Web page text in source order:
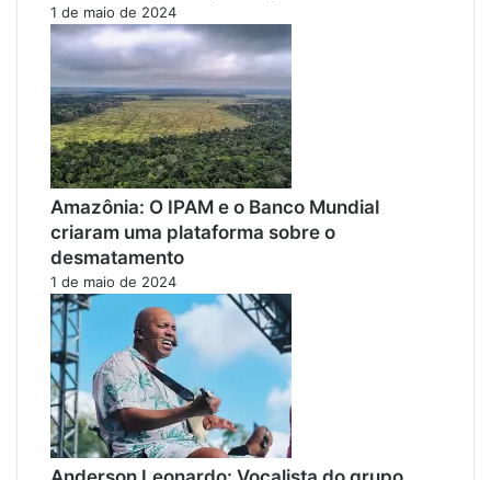
1 de maio de 2024
Amazônia: O IPAM e o Banco Mundial
criaram uma plataforma sobre o
desmatamento
1 de maio de 2024